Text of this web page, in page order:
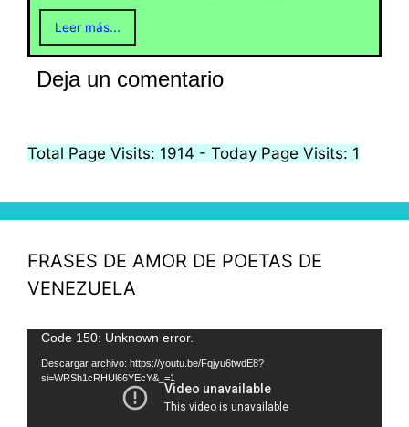
Leer más...
Deja un comentario
Total Page Visits: 1914 - Today Page Visits: 1
FRASES DE AMOR DE POETAS DE
VENEZUELA
Reproductor
de
vídeo
Code 150: Unknown error.
Descargar archivo: https://youtu.be/Fqjyu6twdE8?
si=WRSh1cRHUl66YEcY&_=1